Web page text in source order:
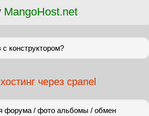
MangoHost.net
конструктором?
через cpanel
форума / фото альбомы / обмен